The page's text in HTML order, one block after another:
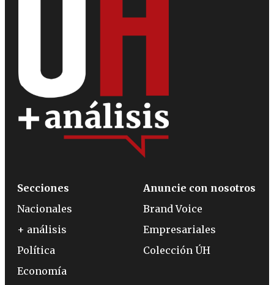
Secciones
Nacionales
+ análisis
Política
Economía
Anuncie con nosotros
Brand Voice
Empresariales
Colección ÚH